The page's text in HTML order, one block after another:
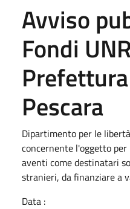
Avviso
Fondi
Pescara
Dipartimento per le
concernente l'oggetto
aventi come destinatari
stranieri, da finanziare a
Data :